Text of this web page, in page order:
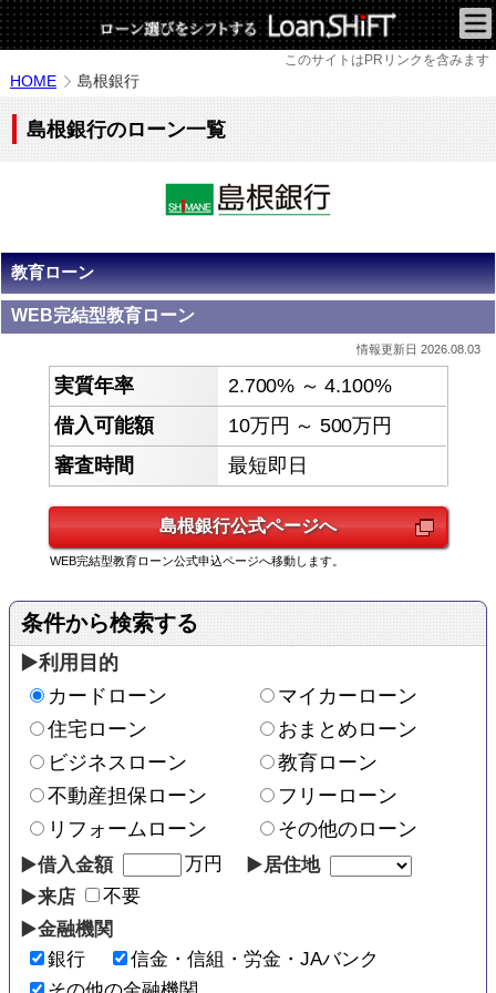
このサイトはPRリンクを含みます
HOME 島根銀行
島根銀行のローン一覧
教育ローン
WEB完結型教育ローン
情報更新日 2026.08.03
2.700% ～ 4.100%
10万円 ～ 500万円
最短即日
島根銀行公式ページへ
WEB完結型教育ローン公式申込ページへ移動します。
利用目的
カードローン
マイカーローン
住宅ローン
おまとめローン
ビジネスローン
教育ローン
不動産担保ローン
フリーローン
リフォームローン
その他のローン
借入金額 万円
居住地
来店
不要
金融機関
銀行
信金・信組・労金・JAバンク